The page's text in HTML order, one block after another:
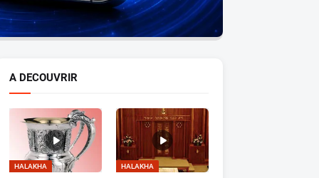
A DECOUVRIR
HALAKHA HALAKHA